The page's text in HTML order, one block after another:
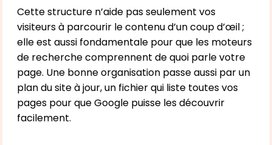
Cette structure n’aide pas seulement vos
visiteurs à parcourir le contenu d’un coup d’œil ;
elle est aussi fondamentale pour que les moteurs
de recherche comprennent de quoi parle votre
page. Une bonne organisation passe aussi par un
plan du siteà jour, un fichier qui liste toutes vos
pages pour que Google puisse les découvrir
facilement.